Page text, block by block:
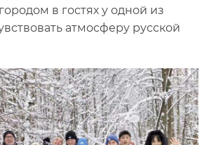
в гостях у одной из
атмосферу русской